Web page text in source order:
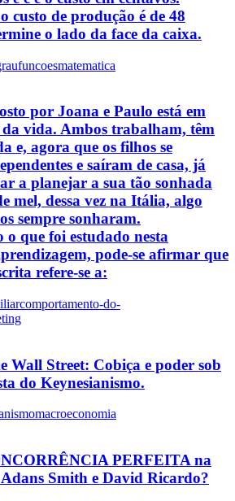
custo de produção é de 48
o lado da face da caixa.
funcoesmatematica
por Joana e Paulo está em
da vida. Ambos trabalham, têm
e, agora que os filhos se
e saíram de casa, já
a planejar a sua tão sonhada
mel, dessa vez na Itália, algo
sempre sonharam.
o que foi estudado nesta
pode-se afirmar que
refere-se a:
comportamento-do-
Wall Street: Cobiça e poder sob
do Keynesianismo.
macroeconomia
PERFEITA na
Adans Smith e David Ricardo?